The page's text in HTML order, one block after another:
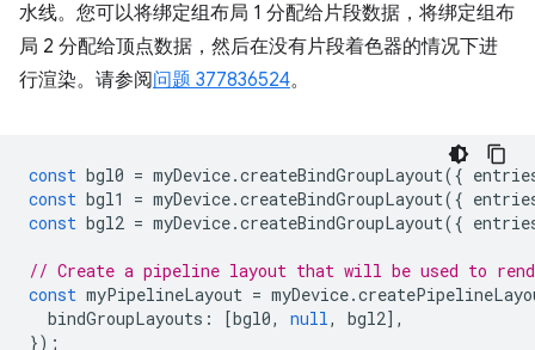
水线。您可以将绑定组布局 1 分配给片段数据，将绑定组布
局 2 分配给顶点数据，然后在没有片段着色器的情况下进
行渲染。请参阅问题 377836524。
const bgl0 = myDevice.createBindGroupLayout({
const bgl1 = myDevice.createBindGroupLayout({
const bgl2 = myDevice.createBindGroupLayout({
// Create a pipeline layout that will be used to
const myPipelineLayout = myDevice.
bindGroupLayouts : [bgl0, null, bgl2],
});